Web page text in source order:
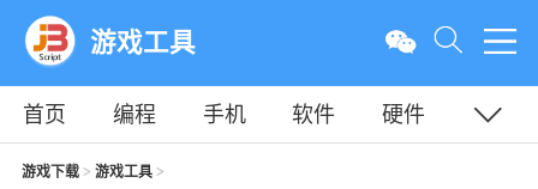
游戏工具
首页 编程 手机 软件
硬件
教程
平面
游戏下载> 游戏工具>